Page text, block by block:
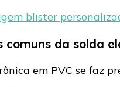
blister
comuns da solda
em PVC se faz